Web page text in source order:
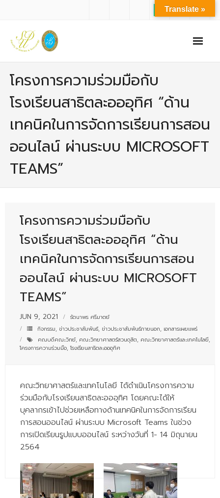
- ปรัชญาการจัดการศึกษา มหาวิทยาลัยสวนดุสิต
- ปรัชญา วิสัยทัศน์ พันธกิจ ของคณะ
- ประวัติความเป็นมาของคณะ
- บุคลากร
- - สำนักงานคณะวิทยาศาสตร์และเทคโนโลยี
- - อาชีวอนามัยและความปลอดภัย
- - อนามัยสิ่งแวดล้อมและสาธารณภัย
- - ความมั่นคงปลอดภัยไซเบอร์
- - อุตสาหกรรมชีวภาพเพื่อธุรกิจ
- ศึกษาศาสตรบัณฑิต
- - วิทยาศาสตร์ทั่วไป
- เทคโนโลยีบัณฑิต
- - เทคโนโลยีสารสนเทศ
โครงการความร่วมมือกับ
โรงเรียนสาธิตละอออุทิศ “ด้าน
เทคนิคในการจัดการเรียนการสอน
ออนไลน์ ผ่านระบบ MICROSOFT
TEAMS”
โครงการความร่วมมือกับ
โรงเรียนสาธิตละอออุทิศ “ด้าน
เทคนิคในการจัดการเรียนการสอน
ออนไลน์ ผ่านระบบ MICROSOFT
TEAMS”
JUN 9, 2021
รัตนาพร ศรีมาตย์
กิจกรรม, ข่าวประชาสัมพันธ์, ข่าวประชาสัมพันธ์ภายนอก, เอกสารเผยแพร่
คณบดีคณะวิทย์, คณะวิทยาศาสตร์สวนดุสิต, คณะวิทยาศาสตร์และเทคโนโลยี,
โครงการความร่วมมือ,โรงเรียนสาธิตละอออุทิศ
คณะวิทยาศาสตร์และเทคโนโลยี ได้ดำเนินโครงการความ
ร่วมมือกับโรงเรียนสาธิตละอออุทิศ โดยคณะได้ให้
บุคลากรเข้าไปช่วยเหลือทางด้านเทคนิคในการจัดการเรียน
การสอนออนไลน์ ผ่านระบบ Microsoft Teams ในช่วง
การเปิดเรียนรูปแบบออนไลน์ ระหว่างวันที่ 1- 14 มิถุนายน
2564
Translate »